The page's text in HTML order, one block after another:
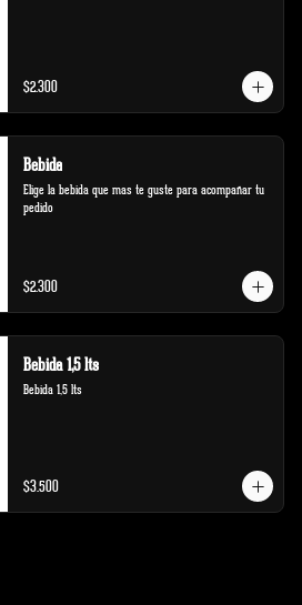
$2.300
Bebida
Elige la bebida que mas te guste para acompañar tu
pedido
$2.300
Bebida 1,5 lts
Bebida 1,5 lts
$3.500